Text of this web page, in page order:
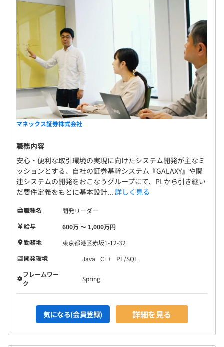
マネックス証券株式会社
職務内容
安心・便利な取引環境の実現に向けたシステム開発が主なミ
ッションとする、自社の証券基幹システム『GALAXY』や関
連システムの開発をおこなうグループにて、PLから引き継い
だ要件定義をもとに基本設計... 詳しく見る
職種名
開発リーダー
給与
600万 〜 1,000万円
勤務地
東京都港区赤坂1-12-32
開発環境
Java C++
PL/SQL
フレームワー
ク
Spring
気になる(会員登録) 詳細を見る